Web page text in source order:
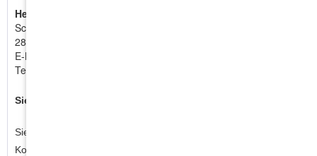
Helfast GmbH & Co. KG
Schongauer Str.5
28219 Bremen
E-Mail
Telefonnummer +49 421 178 79 880
Sie benötigen mehr?
Sie sind Händler oder benötigen größere Mengen?
Kontaktieren Sie uns gerne für ein individuelles Angebot!